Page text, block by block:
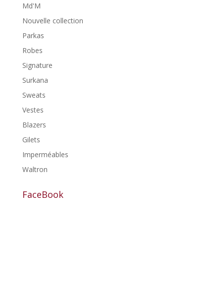
Md'M
Nouvelle collection
Parkas
Robes
Signature
Surkana
Sweats
Vestes
Blazers
Gilets
Imperméables
Waltron
FaceBook